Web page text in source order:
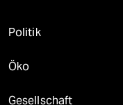
Politik
Öko
Gesellschaft